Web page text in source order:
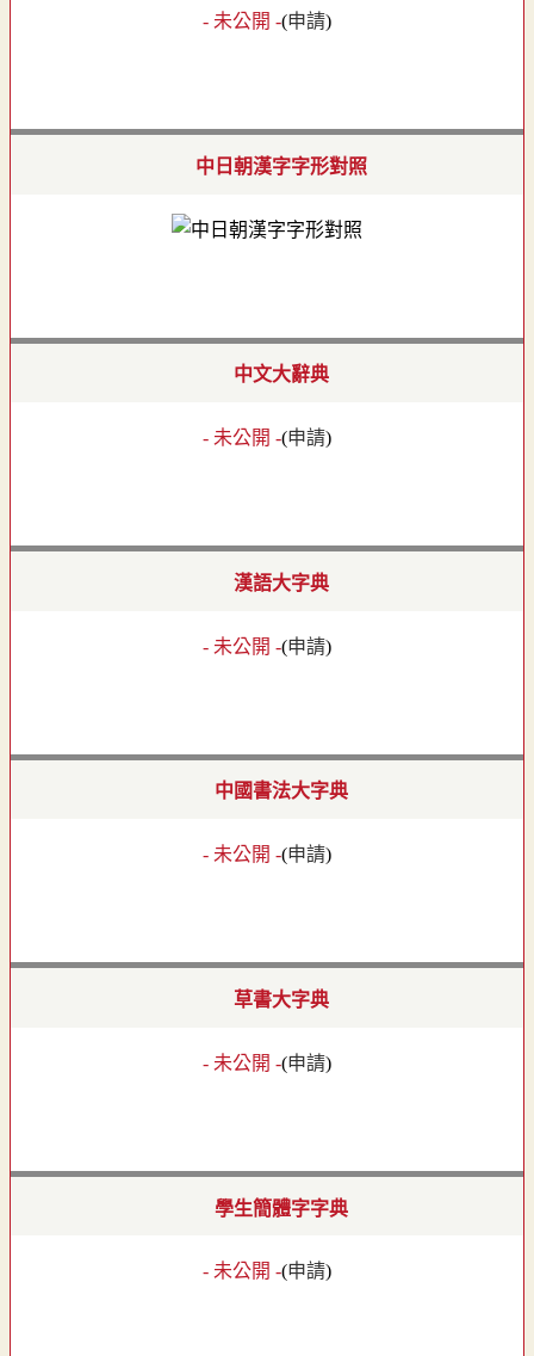
- 未公開 -(申請)
中日朝漢字字形對照
中文大辭典
- 未公開 -(申請)
漢語大字典
- 未公開 -(申請)
中國書法大字典
- 未公開 -(申請)
草書大字典
- 未公開 -(申請)
學生簡體字字典
- 未公開 -(申請)